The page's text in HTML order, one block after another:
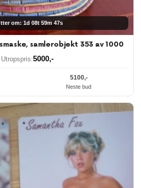
om: 1d 08t 59m 46s
samlerobjekt 353 av 1000
Utropspris:5000,-
5100,-
Neste bud